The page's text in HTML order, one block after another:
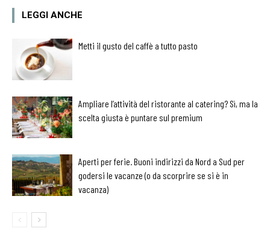
LEGGI ANCHE
Metti il gusto del caffè a tutto pasto
Ampliare l’attività del ristorante al catering? Sì, ma la
scelta giusta è puntare sul premium
Aperti per ferie. Buoni indirizzi da Nord a Sud per
godersi le vacanze (o da scorprire se si è in
vacanza)